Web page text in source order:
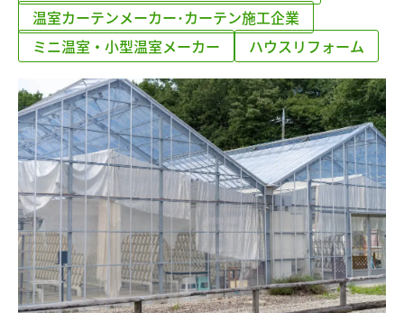
温室カーテンメーカー･カーテン施工企業
ミニ温室・小型温室メーカー
ハウスリフォーム